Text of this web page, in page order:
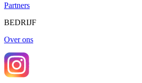
Partners
BEDRIJF
Over ons